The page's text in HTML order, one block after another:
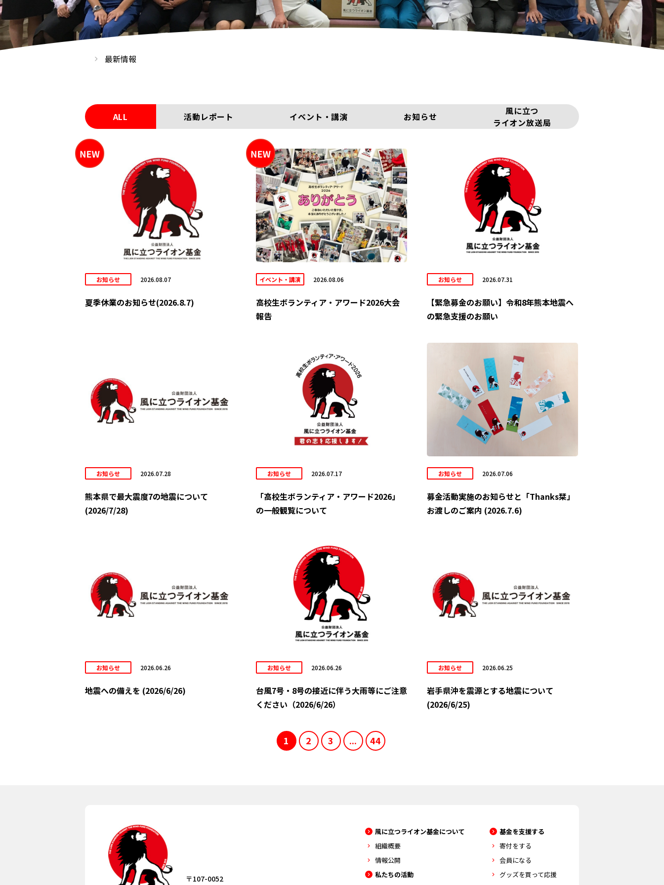
最新情報
ALL 活動レポート イベント・講演 お知らせ
風に立つ
ライオン放送局
お知らせ 2026.08.07
夏季休業のお知らせ(2026.8.7)
イベント・講演 2026.08.06
高校生ボランティア・アワード2026大会
報告
お知らせ 2026.07.31
【緊急募金のお願い】令和8年熊本地震へ
の緊急支援のお願い
お知らせ 2026.07.28
熊本県で最大震度7の地震について
(2026/7/28)
お知らせ 2026.07.17
「高校生ボランティア・アワード2026」
の一般観覧について
お知らせ 2026.07.06
募金活動実施のお知らせと「Thanks栞」
お渡しのご案内 (2026.7.6)
お知らせ 2026.06.26
地震への備えを (2026/6/26)
お知らせ 2026.06.26
台風7号・8号の接近に伴う大雨等にご注意
ください（2026/6/26）
お知らせ 2026.06.25
岩手県沖を震源とする地震について
(2026/6/25)
1 2 3 ... 44
〒107-0052
風に立つライオン基金について
組織概要
情報公開
私たちの活動
基金を支援する
寄付をする
会員になる
グッズを買って応援